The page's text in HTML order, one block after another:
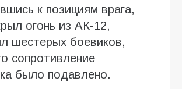
к позициям врага,
огонь из АК-12,
шестерых боевиков,
сопротивление
было подавлено.